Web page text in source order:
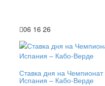
06 16 26
Ставка дня на
Испания – Кабо-Верде